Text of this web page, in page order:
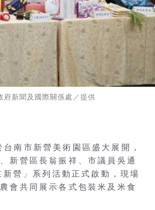
新聞及國際關係處／提供
南市新營美術園區盛大展開，
新營區長翁振祥、市議員吳通
營」系列活動正式啟動，現場
會共同展示各式包裝米及米食